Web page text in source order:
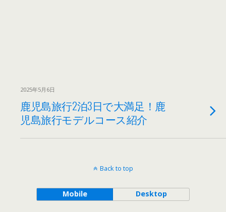
2025年5月6日
鹿児島旅行2泊3日で大満足！鹿
児島旅行モデルコース紹介
Back to top
Mobile Desktop